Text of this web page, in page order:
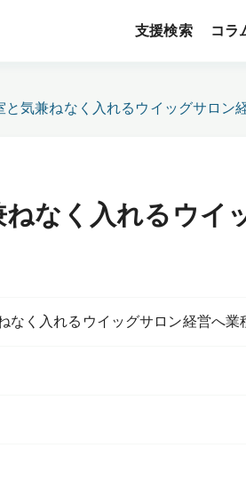
支援検索 コラ
と気兼ねなく入れるウイッグサロン
なく入れるウイ
なく入れるウイッグサロン経営へ業